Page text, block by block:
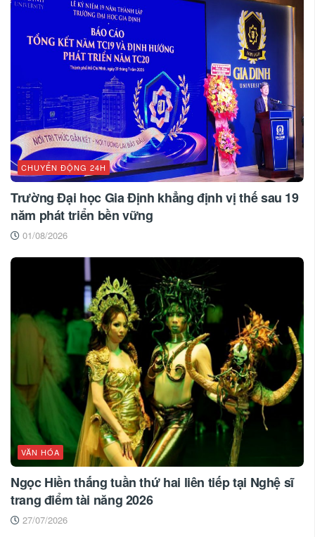
CHUYỂN ĐỘNG 24H
Trường Đại học Gia Định khẳng định vị thế sau 19
năm phát triển bền vững
01/08/2026
VĂN HÓA
Ngọc Hiền thắng tuần thứ hai liên tiếp tại Nghệ sĩ
trang điểm tài năng 2026
27/07/2026